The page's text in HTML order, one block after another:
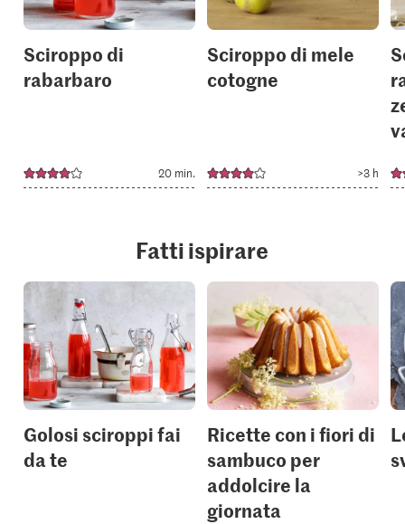
Sciroppo di
rabarbaro
20 min.
Sciroppo di mele
cotogne
>3 h
Fatti ispirare
Golosi sciroppi fai
da te
Ricette con i fiori di
sambuco per
addolcire la
giornata